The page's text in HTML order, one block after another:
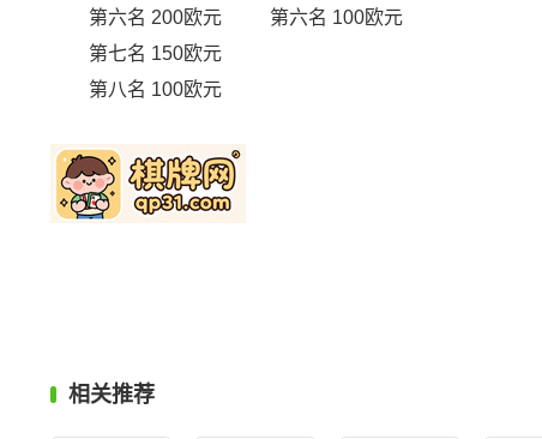
第六名 200欧元 第六名 100欧元
第七名 150欧元
第八名 100欧元
相关推荐